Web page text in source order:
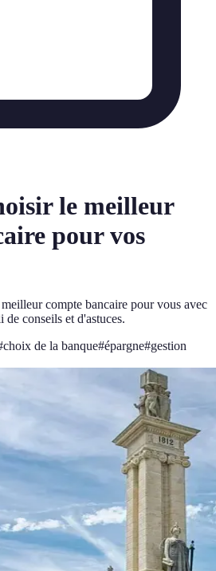
le meilleur
pour vos
compte bancaire pour vous avec
conseils et d'astuces.
choix de la banque#épargne#gestion